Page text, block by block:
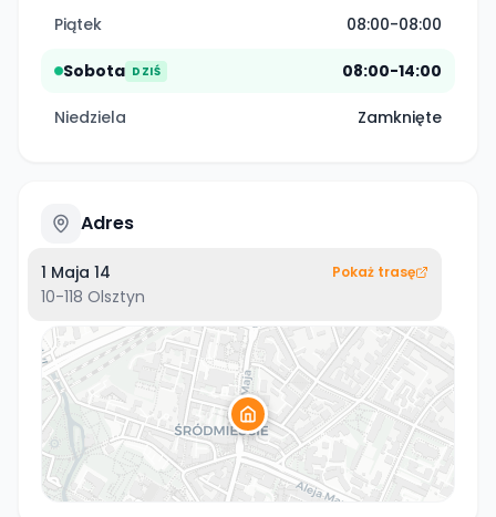
Piątek 08:00-08:00
Sobota DZIŚ 08:00-14:00
Niedziela Zamknięte
Adres
1 Maja 14
10-118 Olsztyn
Pokaż trasę